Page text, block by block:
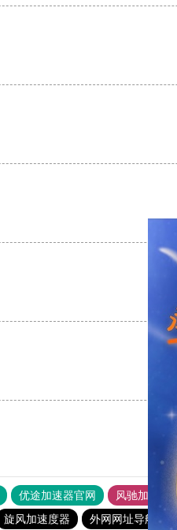
优途加速器官网 风驰加速器
旋风加速度器 外网网址导航